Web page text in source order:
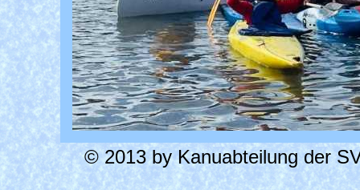
© 2013 by Kanuabteilung der